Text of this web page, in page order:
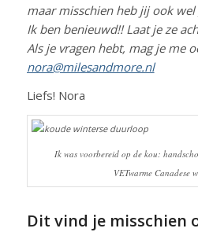
maar misschien heb jij ook wel
Ik ben benieuwd!! Laat je ze
Als je vragen hebt, mag je me
nora@milesandmore.nl
Liefs! Nora
Ik was voorbereid op de kou:
VETwarme Canadese
Dit vind je misschien